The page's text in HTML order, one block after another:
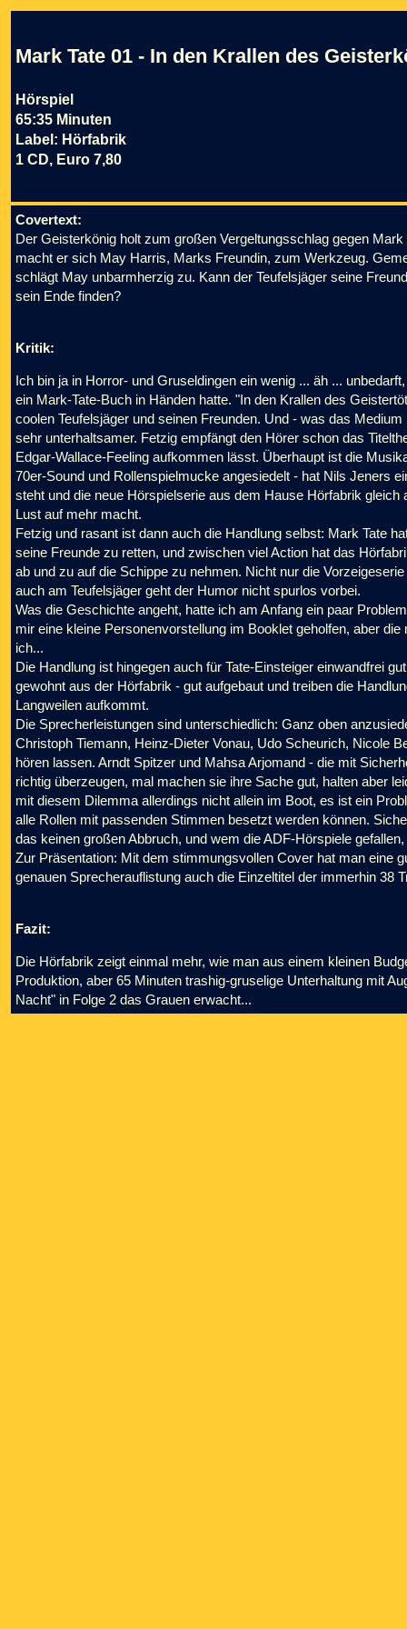
Mark Tate 01 - In den Krallen des
Hörspiel
65:35 Minuten
Label: Hörfabrik
1 CD, Euro 7,80
Covertext:
Der Geisterkönig holt zum großen Vergeltungsschlag gegen
macht er sich May Harris, Marks Freundin, zum Werkzeug.
schlägt May unbarmherzig zu. Kann der Teufelsjäger seine
sein Ende finden?
Kritik:
Ich bin ja in Horror- und Gruseldingen ein wenig ... äh ...
ein Mark-Tate-Buch in Händen hatte. "In den Krallen des
coolen Teufelsjäger und seinen Freunden. Und - was das
sehr unterhaltsamer. Fetzig empfängt den Hörer schon das
Edgar-Wallace-Feeling aufkommen lässt. Überhaupt ist die
70er-Sound und Rollenspielmucke angesiedelt - hat Nils Jeners
steht und die neue Hörspielserie aus dem Hause Hörfabrik
Lust auf mehr macht.
Fetzig und rasant ist dann auch die Handlung selbst: Mark Tate
seine Freunde zu retten, und zwischen viel Action hat das
ab und zu auf die Schippe zu nehmen. Nicht nur die
auch am Teufelsjäger geht der Humor nicht spurlos vorbei.
Was die Geschichte angeht, hatte ich am Anfang ein paar
mir eine kleine Personenvorstellung im Booklet geholfen, aber
ich...
Die Handlung ist hingegen auch für Tate-Einsteiger einwandfrei
gewohnt aus der Hörfabrik - gut aufgebaut und treiben die
Langweilen aufkommt.
Die Sprecherleistungen sind unterschiedlich: Ganz oben
Christoph Tiemann, Heinz-Dieter Vonau, Udo Scheurich, Nicole
hören lassen. Arndt Spitzer und Mahsa Arjomand - die mit
richtig überzeugen, mal machen sie ihre Sache gut, halten aber
mit diesem Dilemma allerdings nicht allein im Boot, es ist ein
alle Rollen mit passenden Stimmen besetzt werden können.
das keinen großen Abbruch, und wem die ADF-Hörspiele
Zur Präsentation: Mit dem stimmungsvollen Cover hat man eine
genauen Sprecherauflistung auch die Einzeltitel der immerhin 38
Fazit:
Die Hörfabrik zeigt einmal mehr, wie man aus einem kleinen
Produktion, aber 65 Minuten trashig-gruselige Unterhaltung mit
Nacht" in Folge 2 das Grauen erwacht...